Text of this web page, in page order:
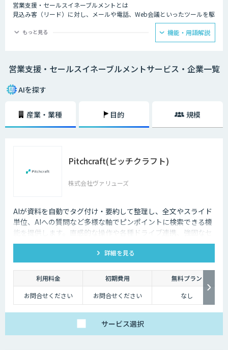
営業支援・セールスイネーブルメントとは
見込み客（リード）に対し、メールや電話、Web会議といったツールを駆
使して営業活動を行う内勤型の営業スタイルのことです。
ファーストコンタクトから成約にいたるまで、多様な接点における顧客と
そのためには、営業部門だけでなくマーケティング部門やCRMなど、あら
営業支援ツールはこうした部署間の連携をシームレスにし、AIを活用する
ことで精度を高め、過去の受注データや類似企業のデータなどをもとに将
各施策による売上への貢献度や目標達成状況を数値化し、測定・分析によ
って営業活動の最適化と効率化を目指します。
部門横断的な仕組みを設計・構築するというのが、セールスイネーブルメ
もっと見る 機能・用語解説
営業支援・セールスイネーブルメントサービス・企業一覧
AIを探す
産業・業種 目的 規模
Pitchcraft(ピッチクラフト)
株式会社ヴァリューズ
AIが資料を自動でタグ付け・要約して整理し、全文やスライド
単位、AIへの質問など多様な軸でピンポイントに検索できる機
能を提供します。直感的な操作や各種ドライブ連携、強固なセ
キュリティも備えたシステムです。
詳細を見る
利用料金 初期費用
無料プラン
お問合せください
お問合せください なし
サービス選択